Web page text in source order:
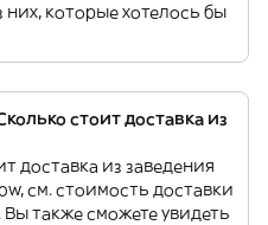
них, которые хотелось бы
стоит доставка из
доставка из заведения
см. стоимость доставки
также сможете увидеть